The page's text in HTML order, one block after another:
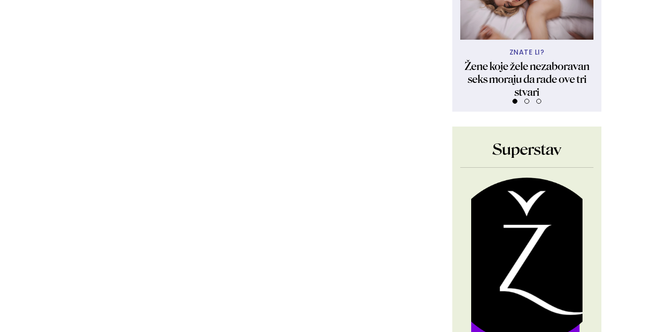
ZNATE LI?
Žene koje žele nezaboravan
seks moraju da rade ove tri
stvari
Superstav